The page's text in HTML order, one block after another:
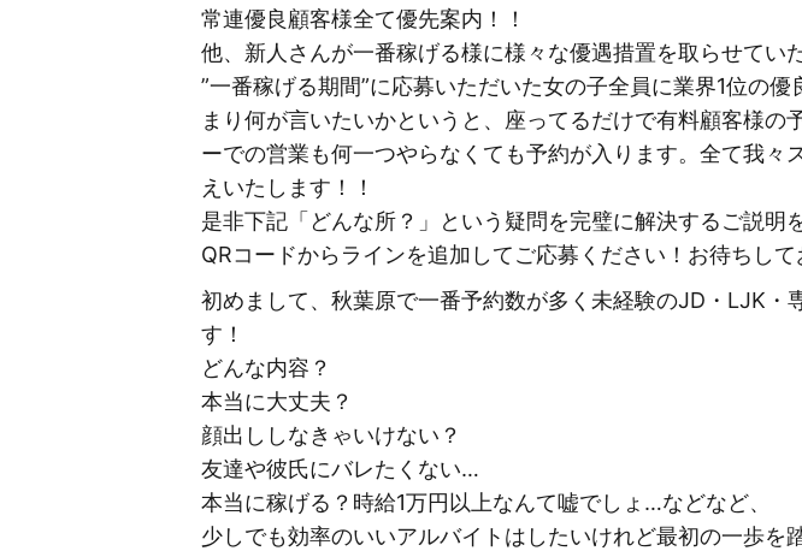
常連優良顧客様全て優先案内！！
他、新人さんが一番稼げる様に様々な優遇措置を取らせてい
”一番稼げる期間”に応募いただいた女の子全員に業界1位の
まり何が言いたいかというと、座ってるだけで有料顧客様
ーでの営業も何一つやらなくても予約が入ります。全て我
えいたします！！
是非下記「どんな所？」という疑問を完璧に解決するご説明
QRコードからラインを追加してご応募ください！お待ちして
初めまして、秋葉原で一番予約数が多く未経験のJD・LJK
す！
どんな内容？
本当に大丈夫？
顔出ししなきゃいけない？
友達や彼氏にバレたくない…
本当に稼げる？時給1万円以上なんて嘘でしょ…などなど、
少しでも効率のいいアルバイトはしたいけれど最初の一歩を